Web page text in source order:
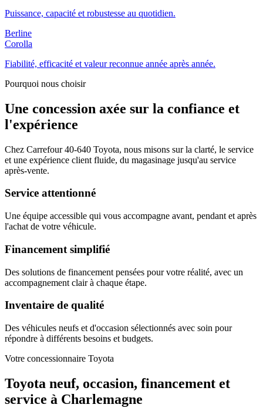
Puissance, capacité et robustesse au quotidien.
Berline
Corolla
Fiabilité, efficacité et valeur reconnue année après année.
Pourquoi nous choisir
Une concession axée sur la confiance et
l'expérience
Chez Carrefour 40-640 Toyota, nous misons sur la clarté, le service
et une expérience client fluide, du magasinage jusqu'au service
après-vente.
Service attentionné
Une équipe accessible qui vous accompagne avant, pendant et après
l'achat de votre véhicule.
Financement simplifié
Des solutions de financement pensées pour votre réalité, avec un
accompagnement clair à chaque étape.
Inventaire de qualité
Des véhicules neufs et d'occasion sélectionnés avec soin pour
répondre à différents besoins et budgets.
Votre concessionnaire Toyota
Toyota neuf, occasion, financement et
service à Charlemagne